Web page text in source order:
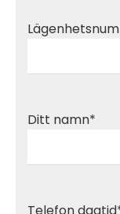
Ditt namn*